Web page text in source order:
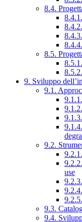
8.4.
8.5.
9. Sviluppo
9.1.
9.2.
use
9.3.
9.4.